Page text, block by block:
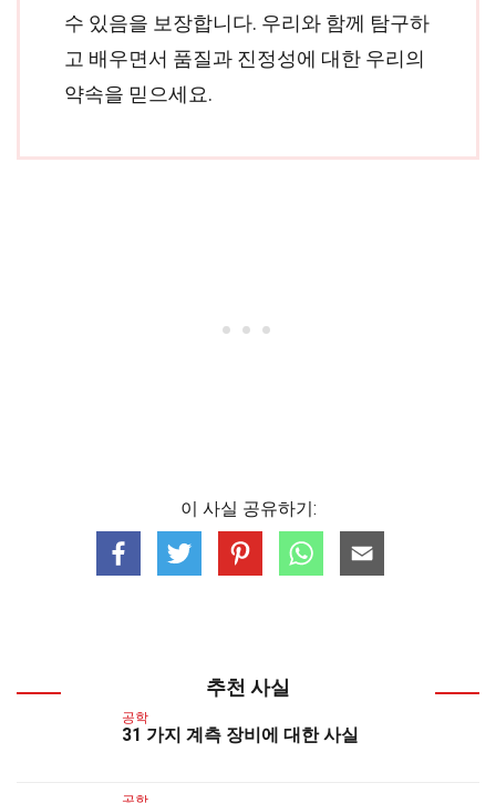
수 있음을 보장합니다. 우리와 함께 탐구하
고 배우면서 품질과 진정성에 대한 우리의
약속을 믿으세요.
이 사실 공유하기:
추천 사실
공학
31 가지 계측 장비에 대한 사실